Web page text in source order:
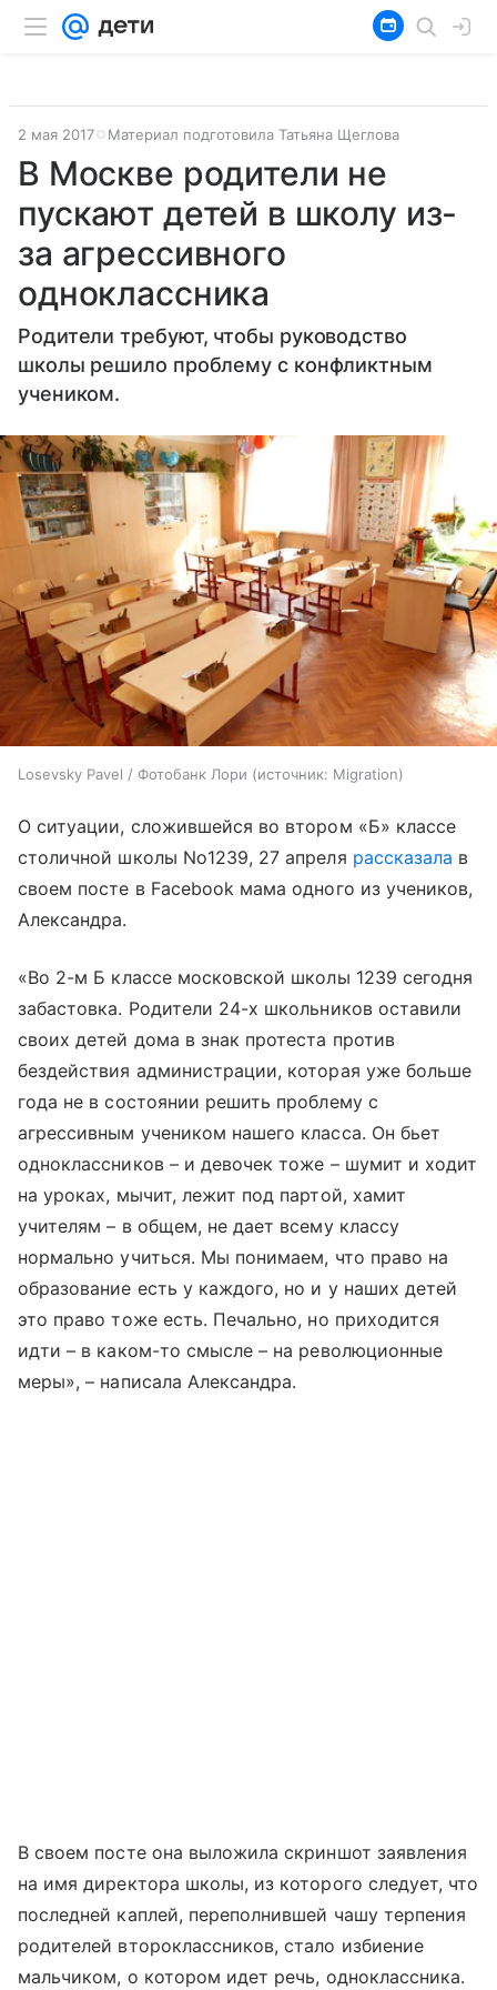
2 мая 2017 Материал подготовила Татьяна Щеглова
В Москве родители не
пускают детей в школу из-
за агрессивного
одноклассника
Родители требуют, чтобы руководство
школы решило проблему с конфликтным
учеником.
Losevsky Pavel / Фотобанк Лори источник: Migration
О ситуации, сложившейся во втором «Б» классе
столичной школы No1239, 27 апреля рассказала в
своем посте в Facebook мама одного из учеников,
Александра.
«Во 2-м Б классе московской школы 1239 сегодня
забастовка. Родители 24-х школьников оставили
своих детей дома в знак протеста против
бездействия администрации, которая уже больше
года не в состоянии решить проблему с
агрессивным учеником нашего класса. Он бьет
одноклассников – и девочек тоже – шумит и ходит
на уроках, мычит, лежит под партой, хамит
учителям – в общем, не дает всему классу
нормально учиться. Мы понимаем, что право на
образование есть у каждого, но и у наших детей
это право тоже есть. Печально, но приходится
идти – в каком-то смысле – на революционные
меры», – написала Александра.
В своем посте она выложила скриншот заявления
на имя директора школы, из которого следует, что
последней каплей, переполнившей чашу терпения
родителей второклассников, стало избиение
мальчиком, о котором идет речь, одноклассника.